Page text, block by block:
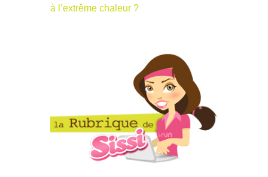
à l’extrême chaleur ?